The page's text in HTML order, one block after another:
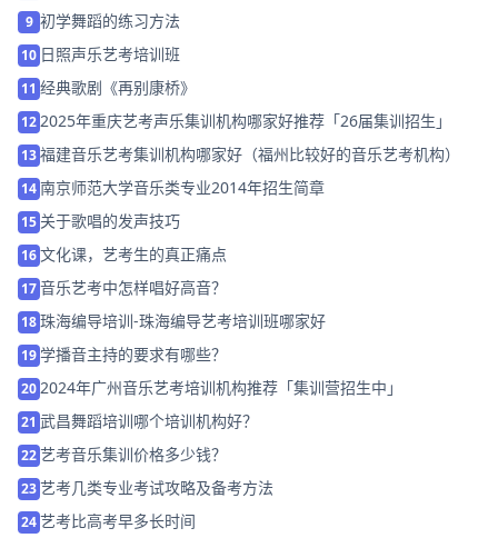
9 初学舞蹈的练习方法
10 日照声乐艺考培训班
11 经典歌剧《再别康桥》
122025年重庆艺考声乐集训机构哪家好推荐「26届集训招生」
13福建音乐艺考集训机构哪家好（福州比较好的音乐艺考机构）
14南京师范大学音乐类专业2014年招生简章
15 关于歌唱的发声技巧
16文化课，艺考生的真正痛点
17音乐艺考中怎样唱好高音？
18珠海编导培训-珠海编导艺考培训班哪家好
19学播音主持的要求有哪些？
202024年广州音乐艺考培训机构推荐「集训营招生中」
21 武昌舞蹈培训哪个培训机构好？
22艺考音乐集训价格多少钱？
23艺考几类专业考试攻略及备考方法
24艺考比高考早多长时间